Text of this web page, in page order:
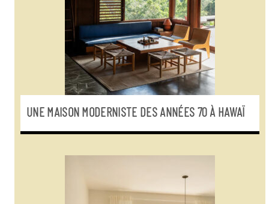
UNE MAISON MODERNISTE DES ANNÉES 70 À HAWAÏ